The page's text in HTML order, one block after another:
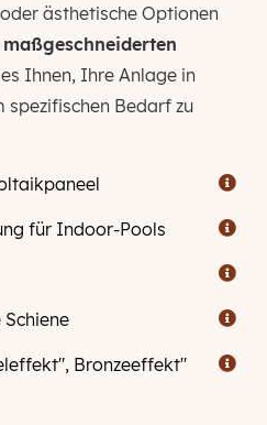
ästhetische Optionen
maßgeschneiderten
Ihnen, Ihre Anlage in
Bedarf zu

für Indoor-Pools 


Bronzeeffekt"
